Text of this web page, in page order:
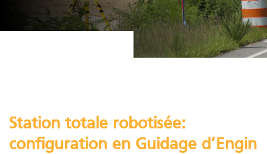
Station totale robotisée:
configuration en Guidage d’Engin